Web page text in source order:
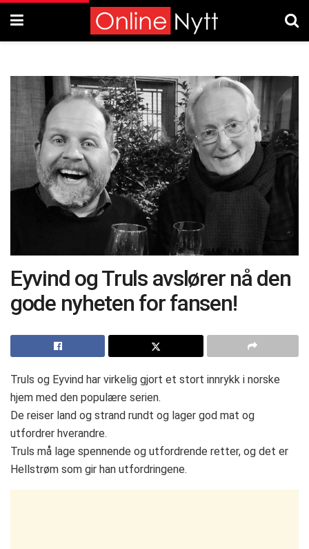
Eyvind og Truls avslører nå den
gode nyheten for fansen!
Truls og Eyvind har virkelig gjort et stort innrykk i norske
hjem med den populære serien.
De reiser land og strand rundt og lager god mat og
utfordrer hverandre.
Truls må lage spennende og utfordrende retter, og det er
Hellstrøm som gir han utfordringene.